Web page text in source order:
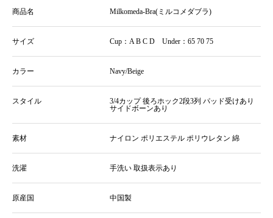
商品名 Milkomeda-Bra(ミルコメダブラ)
サイズ Cup：A B C D Under：65 70 75
カラー Navy/Beige
スタイル
3/4カップ 後ろホック2段3列 パッド受けあり
サイドボーンあり
素材 ナイロン ポリエステル ポリウレタン 綿
洗濯 手洗い 取扱表示あり
原産国 中国製